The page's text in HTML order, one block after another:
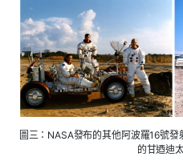
圖三：NASA發布的其他阿波羅16號
的甘迺迪